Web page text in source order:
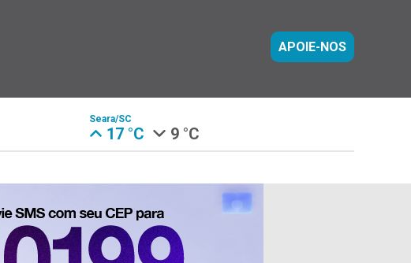
APOIE-NOS
Seara/SC
17 °C 9 °C